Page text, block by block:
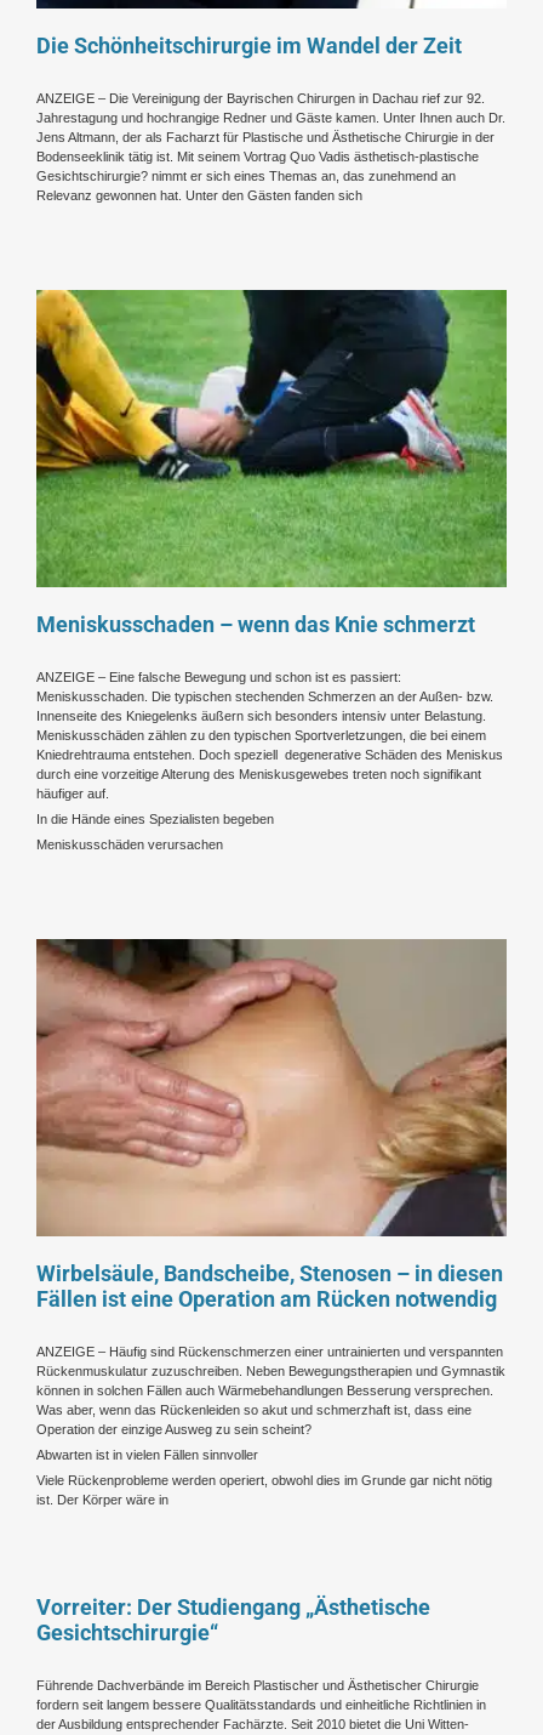
Die Schönheitschirurgie im Wandel der Zeit
ANZEIGE – Die Vereinigung der Bayrischen Chirurgen in Dachau rief zur 92.
Jahrestagung und hochrangige Redner und Gäste kamen. Unter Ihnen auch Dr.
Jens Altmann, der als Facharzt für Plastische und Ästhetische Chirurgie in der
Bodenseeklinik tätig ist. Mit seinem Vortrag Quo Vadis ästhetisch-plastische
Gesichtschirurgie? nimmt er sich eines Themas an, das zunehmend an
Relevanz gewonnen hat. Unter den Gästen fanden sich
Meniskusschaden – wenn das Knie schmerzt
ANZEIGE – Eine falsche Bewegung und schon ist es passiert:
Meniskusschaden. Die typischen stechenden Schmerzen an der Außen- bzw.
Innenseite des Kniegelenks äußern sich besonders intensiv unter Belastung.
Meniskusschäden zählen zu den typischen Sportverletzungen, die bei einem
Kniedrehtrauma entstehen. Doch speziell degenerative Schäden des Meniskus
durch eine vorzeitige Alterung des Meniskusgewebes treten noch signifikant
häufiger auf.
In die Hände eines Spezialisten begeben
Meniskusschäden verursachen
Wirbelsäule, Bandscheibe, Stenosen – in diesen
Fällen ist eine Operation am Rücken notwendig
ANZEIGE – Häufig sind Rückenschmerzen einer untrainierten und verspannten
Rückenmuskulatur zuzuschreiben. Neben Bewegungstherapien und Gymnastik
können in solchen Fällen auch Wärmebehandlungen Besserung versprechen.
Was aber, wenn das Rückenleiden so akut und schmerzhaft ist, dass eine
Operation der einzige Ausweg zu sein scheint?
Abwarten ist in vielen Fällen sinnvoller
Viele Rückenprobleme werden operiert, obwohl dies im Grunde gar nicht nötig
ist. Der Körper wäre in
Vorreiter: Der Studiengang „Ästhetische
Gesichtschirurgie“
Führende Dachverbände im Bereich Plastischer und Ästhetischer Chirurgie
fordern seit langem bessere Qualitätsstandards und einheitliche Richtlinien in
der Ausbildung entsprechender Fachärzte. Seit 2010 bietet die Uni Witten-